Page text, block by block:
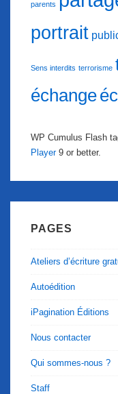
parents
portrait
Sens interdits terrorisme
échange
WP Cumulus Flash
Player9 or better.
PAGES
Ateliers d’écriture
Autoédition
iPagination Éditions
Nous contacter
Qui sommes-nous ?
Staff